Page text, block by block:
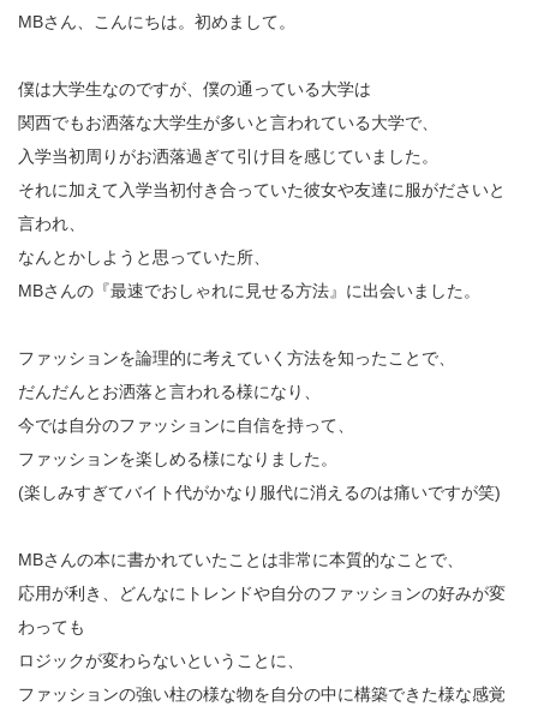
MBさん、こんにちは。初めまして。
僕は大学生なのですが、僕の通っている大学は
関西でもお洒落な大学生が多いと言われている大学で、
入学当初周りがお洒落過ぎて引け目を感じていました。
それに加えて入学当初付き合っていた彼女や友達に服がださいと
言われ、
なんとかしようと思っていた所、
MBさんの『最速でおしゃれに見せる方法』に出会いました。
ファッションを論理的に考えていく方法を知ったことで、
だんだんとお洒落と言われる様になり、
今では自分のファッションに自信を持って、
ファッションを楽しめる様になりました。
(楽しみすぎてバイト代がかなり服代に消えるのは痛いですが笑)
MBさんの本に書かれていたことは非常に本質的なことで、
応用が利き、どんなにトレンドや自分のファッションの好みが変
わっても
ロジックが変わらないということに、
ファッションの強い柱の様な物を自分の中に構築できた様な感覚